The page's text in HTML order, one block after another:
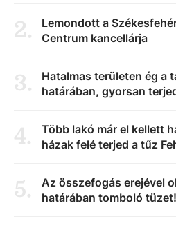
2.
Lemondott a
Centrum kancellárja
3.
Hatalmas területen ég a
határában, gyorsan
4.
Több lakó már el kellett
házak felé terjed a tűz
5.
Az összefogás erejével
határában tomboló tüzet!